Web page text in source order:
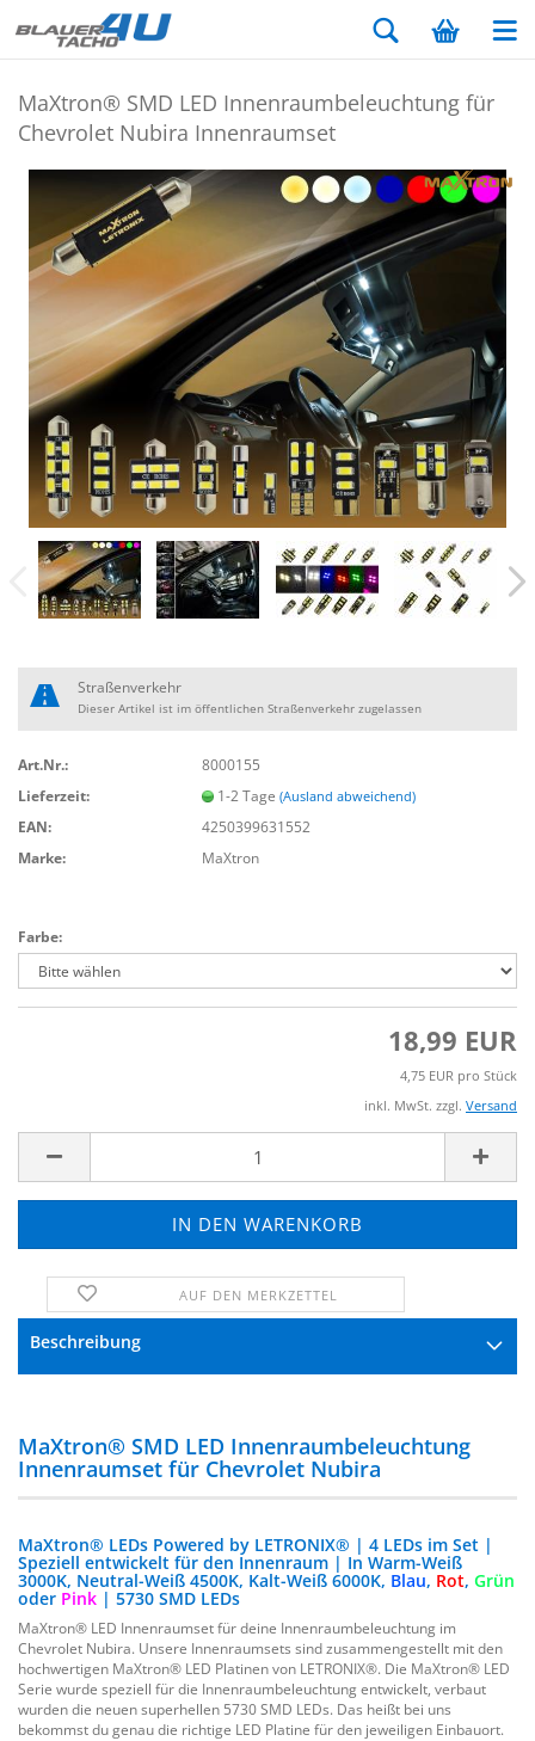
MaX­tron® SMD LED In­nen­raum­be­leuch­tung für
Che­vro­let Nu­bi­ra In­nen­ra­um­set
Art.Nr.:
8000155
Lieferzeit:
1-2 Tage(Ausland abweichend)
EAN:
4250399631552
Marke:
MaXtron
Straßenverkehr
Dieser Artikel ist im öffentlichen Straßenverkehr zugelassen
Farbe:
18,99 EUR
4,75 EUR pro Stück
inkl. MwSt. zzgl. Versand
AUF DEN MERKZETTEL
Beschreibung
MaXtron® SMD LED Innenraumbeleuchtung
Innenraumset für Chevrolet Nubira
MaXtron® LEDs Powered by LETRONIX® | 4 LEDs im Set |
Speziell entwickelt für den Innenraum | In Warm-Weiß
3000K, Neutral-Weiß 4500K, Kalt-Weiß 6000K, Blau, Rot, Grün
oder Pink | 5730 SMD LEDs
MaXtron® LED Innenraumset für deine Innenraumbeleuchtung im
Chevrolet Nubira. Unsere Innenraumsets sind zusammengestellt mit den
hochwertigen MaXtron® LED Platinen von LETRONIX®. Die MaXtron® LED
Serie wurde speziell für die Innenraumbeleuchtung entwickelt, verbaut
wurden die neuen superhellen 5730 SMD LEDs. Das heißt bei uns
bekommst du genau die richtige LED Platine für den jeweiligen Einbauort.